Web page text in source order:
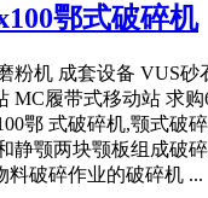
鄂式破碎机
粉机 成套设备 VUS砂
MC履带式移动站 求购
鄂 式破碎机,颚式破
静颚两块颚板组成破
料破碎作业的破碎机 ...